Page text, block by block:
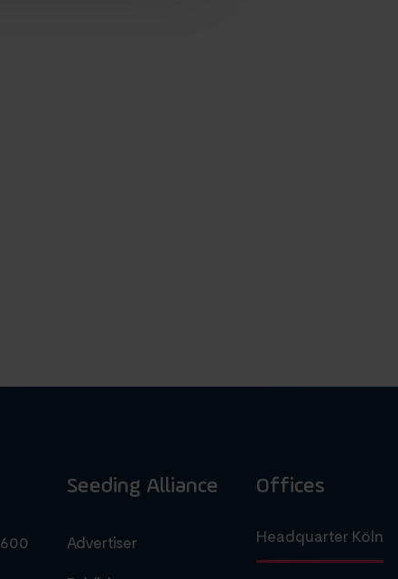
Seeding Alliance
Advertiser
Offices
Headquarter Köln